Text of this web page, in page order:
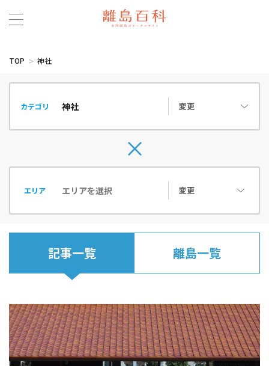
TOP 神社
カテゴリ 変更
エリア 変更
記事一覧 離島一覧